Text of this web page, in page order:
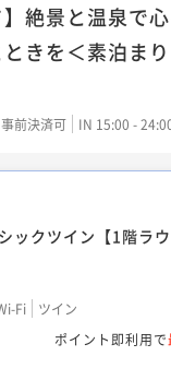
クティブツイン【レ
クセス付】
ポイント即利用で
Fi
和洋室（ツイン）
ポイント即利用で
クセス付】
Fi
ポイント即利用で
】絶景と温泉で
きを＜素泊ま
事前決済可 IN 15:00 -
ックツイン【1階ラ
Fi
ツイン
ポイント即利用で